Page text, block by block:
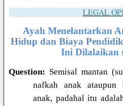
LEGAL
Ayah Menelantarkan
Hidup dan Biaya
Ini Dilalaikan
Question: Semisal mantan
nafkah anak ataupun
anak, padahal itu